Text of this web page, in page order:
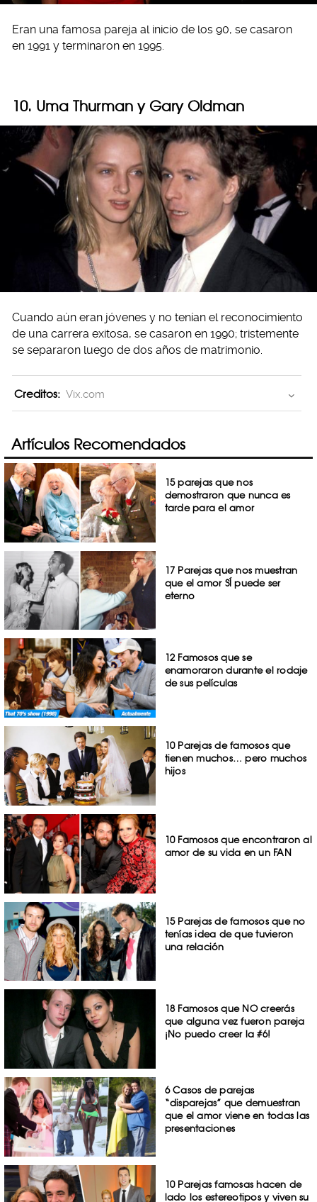
Eran una famosa pareja al inicio de los 90, se casaron
en 1991 y terminaron en 1995.
10. Uma Thurman y Gary Oldman
Cuando aún eran jóvenes y no tenían el reconocimiento
de una carrera exitosa, se casaron en 1990; tristemente
se separaron luego de dos años de matrimonio.
Creditos: Vix.com
Artículos Recomendados
15 parejas que nos
demostraron que nunca es
tarde para el amor
17 Parejas que nos muestran
que el amor SÍ puede ser
eterno
12 Famosos que se
enamoraron durante el rodaje
de sus películas
10 Parejas de famosos que
tienen muchos… pero muchos
hijos
10 Famosos que encontraron al
amor de su vida en un FAN
15 Parejas de famosos que no
tenías idea de que tuvieron
una relación
18 Famosos que NO creerás
que alguna vez fueron pareja
¡No puedo creer la #6!
6 Casos de parejas
“disparejas” que demuestran
que el amor viene en todas las
presentaciones
10 Parejas famosas hacen de
lado los estereotipos y viven su